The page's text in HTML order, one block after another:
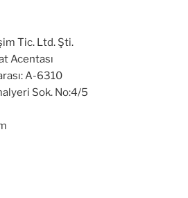
Tic. Ltd. Şti.
Acentası
A-6310
Sok. No:4/5